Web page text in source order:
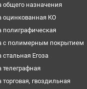
общего назначения
оцинкованная КО
полиграфическая
с полимерным покрытием
стальная Егоза
телеграфная
торговая, гвоздильная